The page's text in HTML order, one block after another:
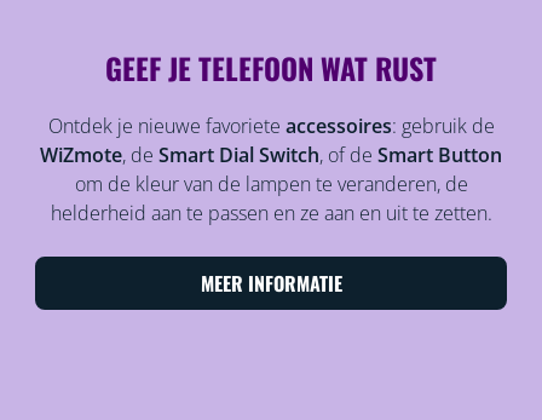
GEEF JE TELEFOON WAT RUST
Ontdek je nieuwe favoriete accessoires: gebruik de
WiZmote, de Smart Dial Switch, of de Smart Button
om de kleur van de lampen te veranderen, de
helderheid aan te passen en ze aan en uit te zetten.
MEER INFORMATIE